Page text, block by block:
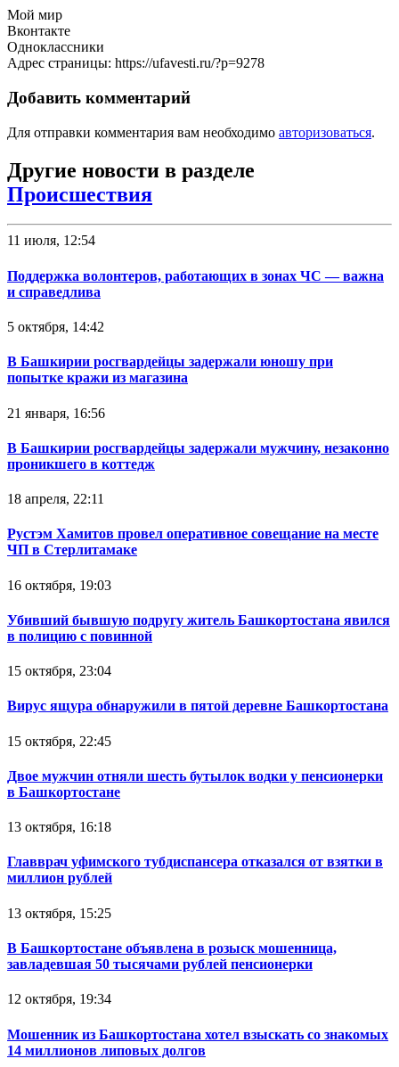
Мой мир
Вконтакте
Одноклассники
Адрес страницы: https://ufavesti.ru/?p=9278
Добавить комментарий
Для отправки комментария вам необходимо авторизоваться.
Другие новости в разделе
Происшествия
11 июля, 12:54
Поддержка волонтеров, работающих в зонах ЧС — важна
и справедлива
5 октября, 14:42
В Башкирии росгвардейцы задержали юношу при
попытке кражи из магазина
21 января, 16:56
В Башкирии росгвардейцы задержали мужчину, незаконно
проникшего в коттедж
18 апреля, 22:11
Рустэм Хамитов провел оперативное совещание на месте
ЧП в Стерлитамаке
16 октября, 19:03
Убивший бывшую подругу житель Башкортостана явился
в полицию с повинной
15 октября, 23:04
Вирус ящура обнаружили в пятой деревне Башкортостана
15 октября, 22:45
Двое мужчин отняли шесть бутылок водки у пенсионерки
в Башкортостане
13 октября, 16:18
Главврач уфимского тубдиспансера отказался от взятки в
миллион рублей
13 октября, 15:25
В Башкортостане объявлена в розыск мошенница,
завладевшая 50 тысячами рублей пенсионерки
12 октября, 19:34
Мошенник из Башкортостана хотел взыскать со знакомых
14 миллионов липовых долгов